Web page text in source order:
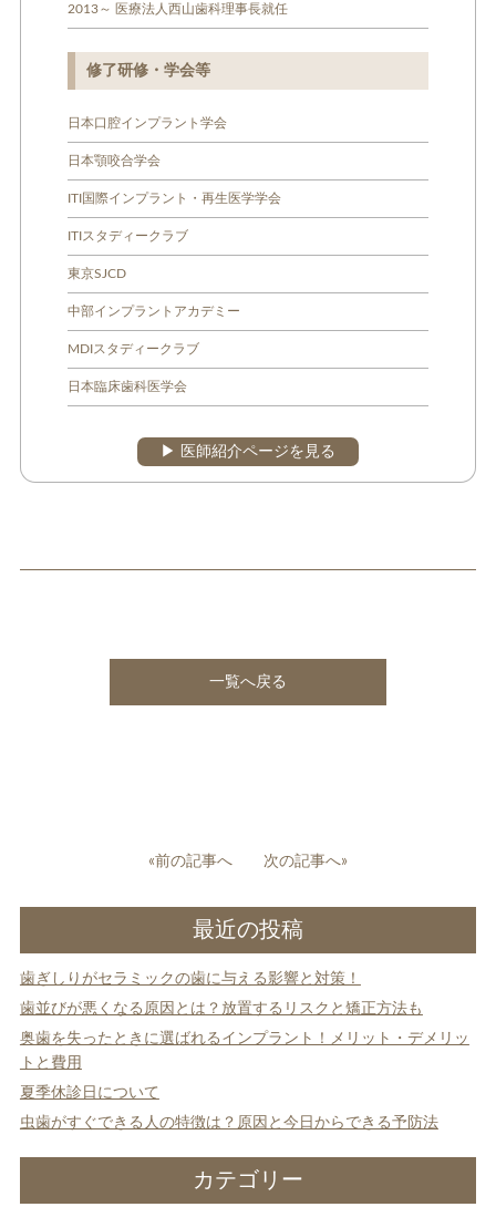
2013～ 医療法人西山歯科理事長就任
修了研修・学会等
日本口腔インプラント学会
日本顎咬合学会
ITI国際インプラント・再生医学学会
ITIスタディークラブ
東京SJCD
中部インプラントアカデミー
MDIスタディークラブ
日本臨床歯科医学会
▶︎ 医師紹介ページを見る
一覧へ戻る
ナ
ゲ
ー
シ
ョ
«前の記事へ 次の記事へ»
最近の投稿
歯ぎしりがセラミックの歯に与える影響と対策！
歯並びが悪くなる原因とは？放置するリスクと矯正方法も
奥歯を失ったときに選ばれるインプラント！メリット・デメリッ
トと費用
夏季休診日について
虫歯がすぐできる人の特徴は？原因と今日からできる予防法
カテゴリー